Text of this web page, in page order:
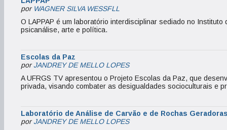
por WAGNER SILVA WESSFLL
O LAPPAP é um laboratório interdisciplinar sediado no
psicanálise, arte e política.
Escolas da Paz
porJANDREY DE MELLO LOPES
A UFRGS TV apresentou o Projeto Escolas da Paz, que
privada, visando combater as desigualdades socioculturais e
Laboratório de Análise de Carvão e de Rochas
porJANDREY DE MELLO LOPES